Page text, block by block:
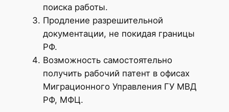
поиска работы.
Продление разрешительной
документации, не покидая границы
РФ.
Возможность самостоятельно
получить рабочий патент в офисах
Миграционного Управления ГУ МВД
РФ, МФЦ.